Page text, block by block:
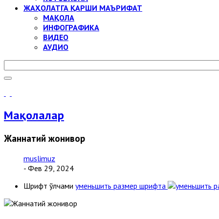
ЖАҲОЛАТГА ҚАРШИ МАЪРИФАТ
МАҚОЛА
ИНФОГРАФИКА
ВИДЕО
АУДИО
Мақолалар
Жаннатий жонивор
muslimuz
- Фев 29, 2024
Шрифт ўлчами уменьшить размер шрифта